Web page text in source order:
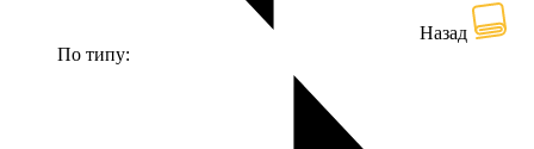
Назад
По типу: